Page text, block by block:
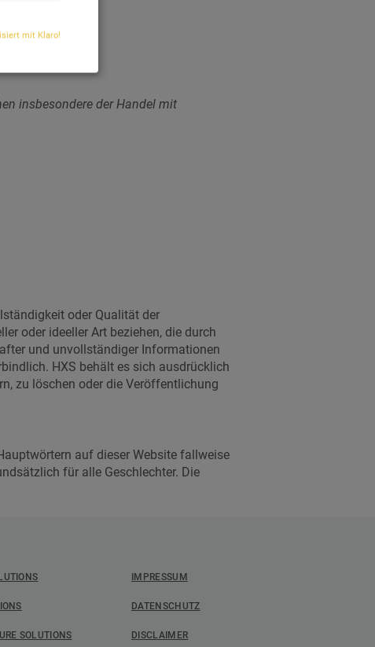
insbesondere der Handel mit
oder Qualität der
oder ideeller Art beziehen, die durch
und unvollständiger Informationen
HXS behält es sich ausdrücklich
zu löschen oder die Veröffent­lichung
auf dieser Website fallweise
für alle Geschlechter. Die
SOLUTIONS
IMPRESSUM
DATENSCHUTZ
DISCLAIMER
mit Klaro!